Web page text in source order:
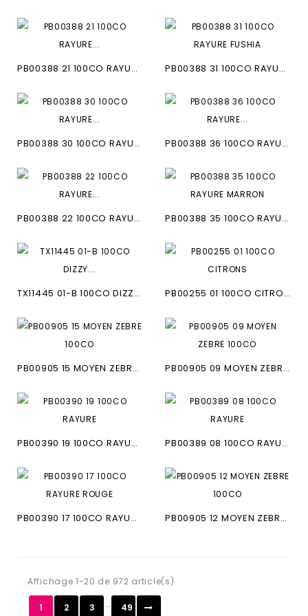
PB00388 21 100CO RAYURE... PB00388 31 100CO RAYURE FUSHIA
PB00388 30 100CO RAYURE... PB00388 36 100CO RAYURE...
PB00388 22 100CO RAYURE... PB00388 35 100CO RAYURE MARRON
TX11445 01-B 100CO DIZZY... PB00255 01 100CO CITRONS
PB00905 15 MOYEN ZEBRE 100CO PB00905 09 MOYEN ZEBRE 100CO
PB00390 19 100CO RAYURE PB00389 08 100CO RAYURE
PB00390 17 100CO RAYURE ROUGE PB00905 12 MOYEN ZEBRE 100CO
Affichage 1-20 de 972 article(s)
1 2 3 … 49